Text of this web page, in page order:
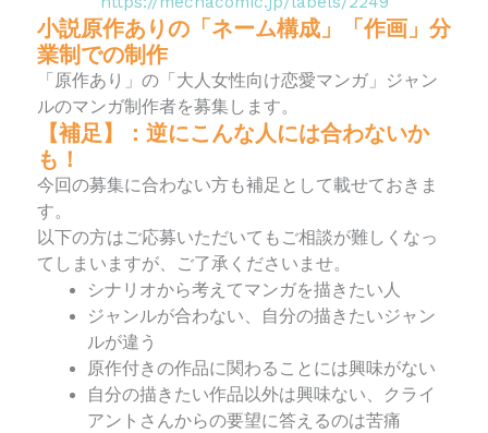
小説原作ありの「ネーム構成」「作画」分
業制での制作
「原作あり」の「大人女性向け恋愛マンガ」ジャン
ルのマンガ制作者を募集します。
【補足】：逆にこんな人には合わないか
も！
今回の募集に合わない方も補足として載せておきま
す。
以下の方はご応募いただいてもご相談が難しくなっ
てしまいますが、ご了承くださいませ。
シナリオから考えてマンガを描きたい人
ジャンルが合わない、自分の描きたいジャン
ルが違う
原作付きの作品に関わることには興味がない
自分の描きたい作品以外は興味ない、クライ
アントさんからの要望に答えるのは苦痛